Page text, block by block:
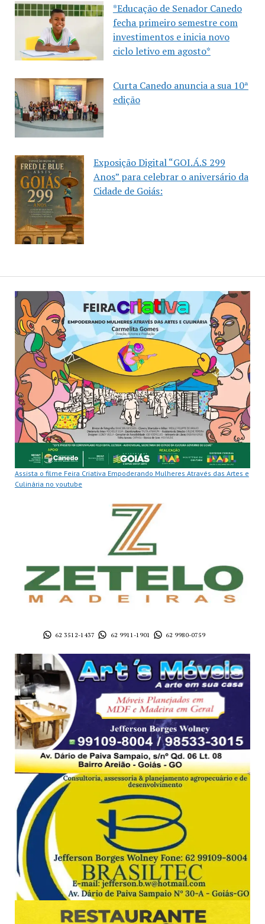
*Educação de Senador Canedo
fecha primeiro semestre com
investimentos e inicia novo
ciclo letivo em agosto*
Curta Canedo anuncia a sua 10ª
edição
Exposição Digital “GOI.Á.S 299
Anos” para celebrar o aniversário da
Cidade de Goiás:
Assista o filme Feira Criativa Empoderando Mulheres Através das Artes e
Culinária no youtube
62 3512-1437 62 9911-1901 62 9980-0759